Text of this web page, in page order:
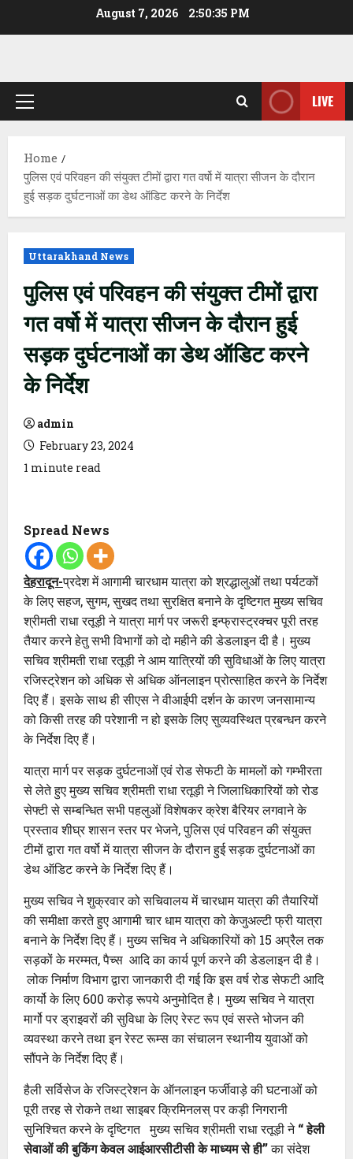
August 7, 2026 2:50:35 PM
Primary
LIVE
Home
पुलिस एवं परिवहन की संयुक्त टीमों द्वारा गत वर्षो में यात्रा सीजन के दौरान
हुई सड़क दुर्घटनाओं का डेथ ऑडिट करने के निर्देश
Uttarakhand News
पुलिस एवं परिवहन की संयुक्त टीमों द्वारा
गत वर्षो में यात्रा सीजन के दौरान हुई
सड़क दुर्घटनाओं का डेथ ऑडिट करने
के निर्देश
admin
February 23, 2024
1 minute read
Spread News
देहरादून-प्रदेश में आगामी चारधाम यात्रा को श्रद्धालुओं तथा पर्यटकों
के लिए सहज, सुगम, सुखद तथा सुरक्षित बनाने के दृष्टिगत मुख्य सचिव
श्रीमती राधा रतूड़ी ने यात्रा मार्ग पर जरूरी इन्फ्रास्ट्रक्चर पूरी तरह
तैयार करने हेतु सभी विभागों को दो महीने की डेडलाइन दी है। मुख्य
सचिव श्रीमती राधा रतूड़ी ने आम यात्रियों की सुविधाओं के लिए यात्रा
रजिस्ट्रेशन को अधिक से अधिक ऑनलाइन प्रोत्साहित करने के निर्देश
दिए हैं। इसके साथ ही सीएस ने वीआईपी दर्शन के कारण जनसामान्य
को किसी तरह की परेशानी न हो इसके लिए सुव्यवस्थित प्रबन्धन करने
के निर्देश दिए हैं।
यात्रा मार्ग पर सड़क दुर्घटनाओं एवं रोड सेफटी के मामलों को गम्भीरता
से लेते हुए मुख्य सचिव श्रीमती राधा रतूड़ी ने जिलाधिकारियों को रोड
सेफ्टी से सम्बन्धित सभी पहलुओं विशेषकर क्रेश बैरियर लगवाने के
प्रस्ताव शीघ्र शासन स्तर पर भेजने, पुलिस एवं परिवहन की संयुक्त
टीमों द्वारा गत वर्षो में यात्रा सीजन के दौरान हुई सड़क दुर्घटनाओं का
डेथ ऑडिट करने के निर्देश दिए हैं।
मुख्य सचिव ने शुक्रवार को सचिवालय में चारधाम यात्रा की तैयारियों
की समीक्षा करते हुए आगामी चार धाम यात्रा को केजुअल्टी फ्री यात्रा
बनाने के निर्देश दिए हैं। मुख्य सचिव ने अधिकारियों को 15 अप्रैल तक
सड़कों के मरम्मत, पैच्स आदि का कार्य पूर्ण करने की डेडलाइन दी है।
लोक निर्माण विभाग द्वारा जानकारी दी गई कि इस वर्ष रोड सेफटी आदि
कार्यो के लिए 600 करोड़ रूपये अनुमोदित है। मुख्य सचिव ने यात्रा
मार्गो पर ड्राइवरों की सुविधा के लिए रेस्ट रूप एवं सस्ते भोजन की
व्यवस्था करने तथा इन रेस्ट रूम्स का संचालन स्थानीय युवाओं को
सौंपने के निर्देश दिए हैं।
हैली सर्विसेज के रजिस्ट्रेशन के ऑनलाइन फर्जीवाड़े की घटनाओं को
पूरी तरह से रोकने तथा साइबर क्रिमिनलस् पर कड़ी निगरानी
सुनिश्चित करने के दृष्टिगत मुख्य सचिव श्रीमती राधा रतूड़ी ने‘‘ हेली
सेवाओं की बुकिंग केवल आईआरसीटीसी के माध्यम से ही’’का संदेश